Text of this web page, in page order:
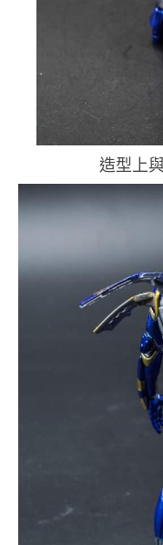
造型上